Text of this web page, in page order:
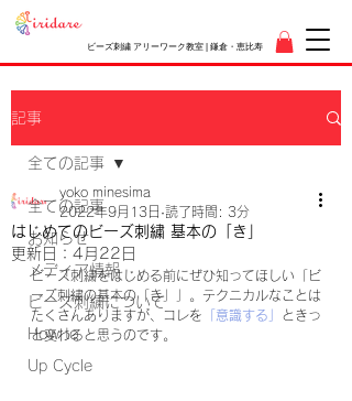
ビーズ刺繍 アリーワーク教室 | 鎌倉・恵比寿
記事
全ての記事
お知らせ
メディア情報
ビーズ刺繍について
How to
Up Cycle
全ての記事
はじめてのビーズ刺繍 基本の「き」
yoko minesima
2022年9月13日 読了時間: 3分
更新日： 4月22日
ビーズ刺繍をはじめる前にぜひ知ってほしい「ビ
ーズ刺繍の基本の「き」」。テクニカルなことは
たくさんありますが、コレを 「意識する」 ときっ
と変わると思うのです。